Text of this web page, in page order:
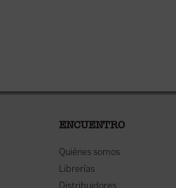
ENCUENTRO
Quiénes somos
Librerías
Distribuidores